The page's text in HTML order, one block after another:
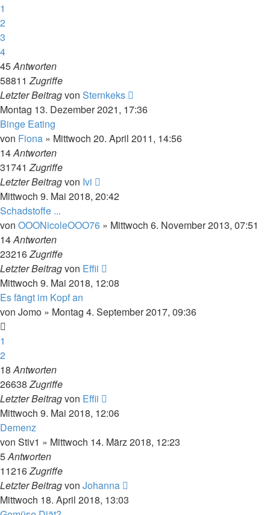
1
2
3
4
45Antworten
58811Zugriffe
Letzter Beitragvon Sternkeks
Montag 13. Dezember 2021, 17:36
Binge Eating
von Fiona » Mittwoch 20. April 2011, 14:56
14Antworten
31741Zugriffe
Letzter Beitragvon Ivi
Mittwoch 9. Mai 2018, 20:42
Schadstoffe ...
von OOONicoleOOO76 » Mittwoch 6. November 2013, 07:51
14Antworten
23216Zugriffe
Letzter Beitragvon Effii
Mittwoch 9. Mai 2018, 12:08
Es fängt im Kopf an
von Jomo » Montag 4. September 2017, 09:36
1
2
18Antworten
26638Zugriffe
Letzter Beitragvon Effii
Mittwoch 9. Mai 2018, 12:06
Demenz
von Stiv1 » Mittwoch 14. März 2018, 12:23
5Antworten
11216Zugriffe
Letzter Beitragvon Johanna
Mittwoch 18. April 2018, 13:03